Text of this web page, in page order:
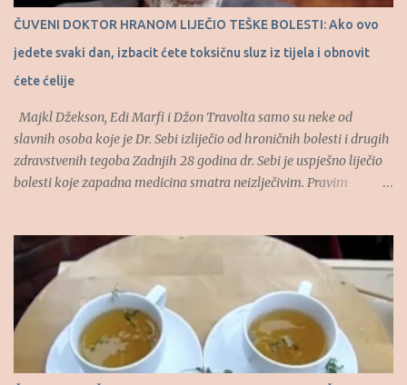
naveo je doktor Ivanov. Koliko je puta nedeljno prihvatljivo jesti
meso kako se želudac ne bi opteretio? Najidealniji proteini su
proteini bilj...
ČUVENI DOKTOR HRANOM LIJEČIO TEŠKE BOLESTI: Ako ovo
jedete svaki dan, izbacit ćete toksičnu sluz iz tijela i obnovit
ćete ćelije
Majkl Džekson, Edi Marfi i Džon Travolta samo su neke od
slavnih osoba koje je Dr. Sebi izliječio od hroničnih bolesti i drugih
zdravstvenih tegoba Zadnjih 28 godina dr. Sebi je uspješno liječio
bolesti koje zapadna medicina smatra neizlječivim. Pravim
(Tekst se nastavlja ispod) Izlječio je brojne ljude od AIDS-a, lupusa,
epilepsije, dijabetesa, bipolarnog poremećaja, raznih oblika raka,
zavisnosti o drogama i drugih bolesti. Takođe je imao hrabrosti da
stane pred sud i Američko udruženje ljekara kako bi odbranio
sebe, svoj rad i svoje metode liječenja koje su pomogle velikom
broju ljudi. Naime, godine 1988. bio je uhapšen zbog “lažnog”
oglašavanja i liječenja bez licence. Na sudu je za njega svedočilo 77